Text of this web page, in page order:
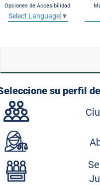
Opciones de Accesibilidad
Select Language ▼
su perfil